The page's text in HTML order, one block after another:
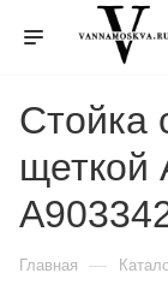
Стойка
щеткой
Главная —